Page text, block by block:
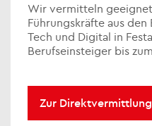
Wir vermitteln
Führungskräfte aus den
Tech und Digital in
Berufseinsteiger bis
Zur